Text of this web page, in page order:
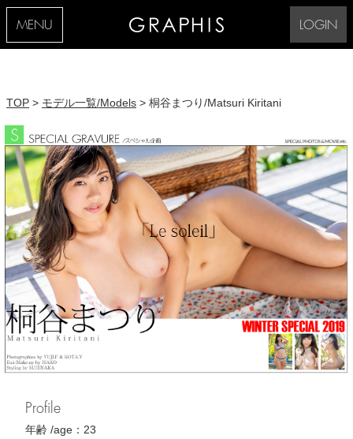
MENU LOGIN
TOP > モデル一覧/Models > 桐谷まつり/Matsuri Kiritani
Profile
年齢 /age： 23